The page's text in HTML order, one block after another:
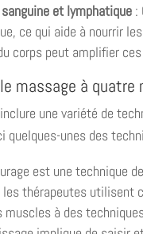
et lymphatique:
ce qui aide à nourrir
corps peut amplifier
massage à quatre
une variété de
unes des
est une technique
thérapeutes
à des